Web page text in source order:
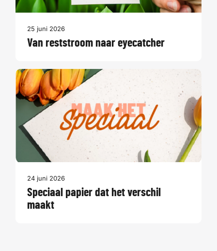
25 juni 2026
Van reststroom naar eyecatcher
24 juni 2026
Speciaal papier dat het verschil
maakt